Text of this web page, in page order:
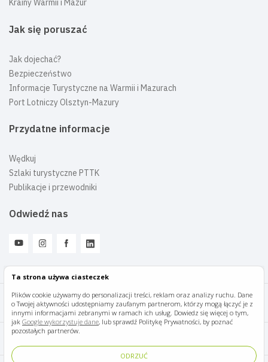
Ta strona używa ciasteczek
Plików cookie używamy do personalizacji treści, reklam oraz analizy ruchu. Dane
o Twojej aktywności udostępniamy zaufanym partnerom, którzy mogą łączyć je z
innymi informacjami zebranymi w ramach ich usług. Dowiedz się więcej o tym,
jak Google wykorzystuje dane, lub sprawdź Politykę Prywatności, by poznać
pozostałych partnerów.
ODRZUĆ
Krainy Warmii i Mazur
Jak się poruszać
Jak dojechać?
Bezpieczeństwo
Informacje Turystyczne na Warmii i Mazurach
Port Lotniczy Olsztyn-Mazury
Przydatne informacje
Wędkuj
Szlaki turystyczne PTTK
Publikacje i przewodniki
Odwiedź nas
Mazury Travel © 2026
Polityka prywatności